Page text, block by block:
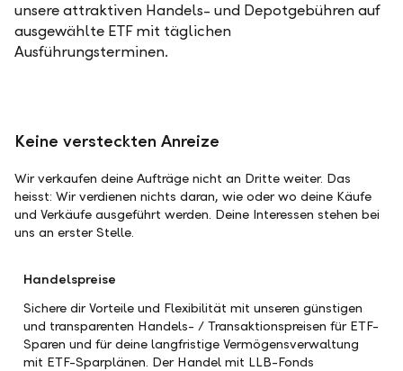
unsere attraktiven Handels- und Depotgebühren auf
ausgewählte ETF mit täglichen
Ausführungsterminen.
Keine versteckten Anreize
Wir verkaufen deine Aufträge nicht an Dritte weiter. Das
heisst: Wir verdienen nichts daran, wie oder wo deine Käufe
und Verkäufe ausgeführt werden. Deine Interessen stehen bei
uns an erster Stelle.
Handelspreise
Sichere dir Vorteile und Flexibilität mit unseren günstigen
und transparenten Handels- / Transaktionspreisen für ETF-
Sparen und für deine langfristige Vermögensverwaltung
mit ETF-Sparplänen. Der Handel mit LLB-Fonds